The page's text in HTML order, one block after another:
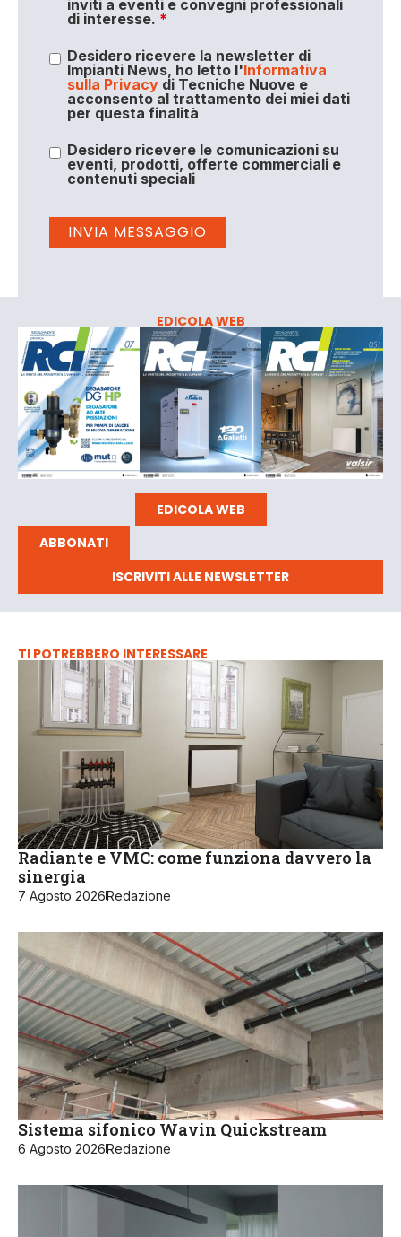
inviti a eventi e convegni professionali
di interesse. *
Desidero ricevere la newsletter di
Impianti News, ho letto l'Informativa
sulla Privacydi Tecniche Nuove e
acconsento al trattamento dei miei dati
per questa finalità
Desidero ricevere le comunicazioni su
eventi, prodotti, offerte commerciali e
contenuti speciali
EDICOLA WEB
EDICOLA WEB
ABBONATI
ISCRIVITI ALLE NEWSLETTER
TI POTREBBERO INTERESSARE
Radiante e VMC: come funziona davvero la
sinergia
7 Agosto 2026Redazione
Sistema sifonico Wavin Quickstream
6 Agosto 2026Redazione